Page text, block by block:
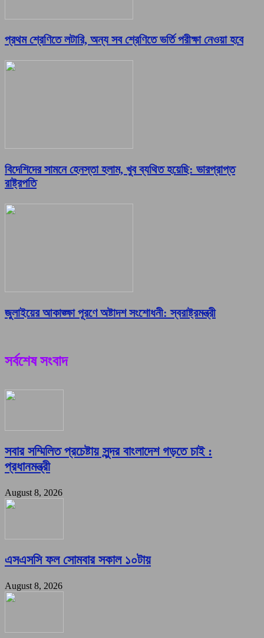
প্রথম শ্রেণিতে লটারি, অন্য সব শ্রেণিতে ভর্তি পরীক্ষা নেওয়া হবে
বিদেশিদের সামনে হেনস্তা হলাম, খুব ব্যথিত হয়েছি: ভারপ্রাপ্ত
রাষ্ট্রপতি
জুলাইয়ের আকাঙ্ক্ষা পূরণে অষ্টাদশ সংশোধনী: স্বরাষ্ট্রমন্ত্রী
সর্বশেষ সংবাদ
সবার সম্মিলিত প্রচেষ্টায় সুন্দর বাংলাদেশ গড়তে চাই :
প্রধানমন্ত্রী
August 8, 2026
এসএসসি ফল সোমবার সকাল ১০টায়
August 8, 2026